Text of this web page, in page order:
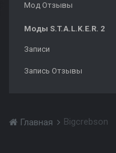
Мод Отзывы
Моды S.T.A.L.K.E.R. 2
Записи
Запись Отзывы
Главная Bigcrebson